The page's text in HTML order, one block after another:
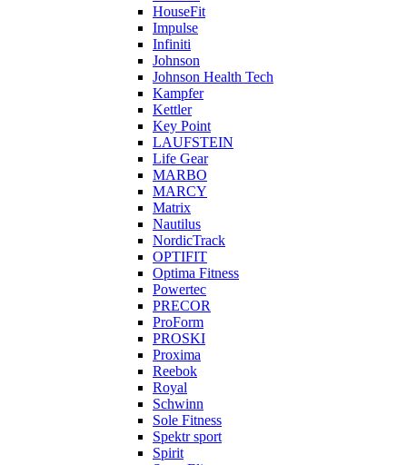
HouseFit
Impulse
Infiniti
Johnson
Johnson Health Tech
Kampfer
Kettler
Key Point
LAUFSTEIN
Life Gear
MARBO
MARCY
Matrix
Nautilus
NordicTrack
OPTIFIT
Optima Fitness
Powertec
PRECOR
ProForm
PROSKI
Proxima
Reebok
Royal
Schwinn
Sole Fitness
Spektr sport
Spirit